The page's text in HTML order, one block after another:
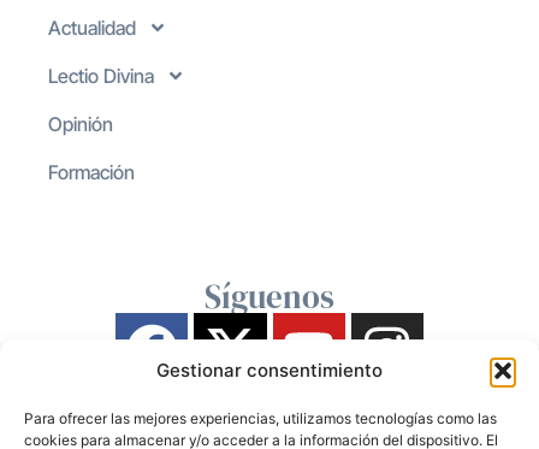
Gestionar consentimiento
Para ofrecer las mejores experiencias, utilizamos tecnologías como las
cookies para almacenar y/o acceder a la información del dispositivo. El
Actualidad
Lectio Divina
Opinión
Formación
Síguenos